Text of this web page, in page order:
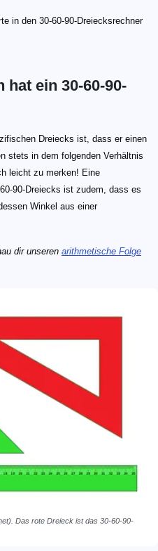
in den 30-60-90-Dreiecksrechner
hat ein 30-60-90-
Dreiecks ist, dass er einen
stets in dem folgenden Verhältnis
leicht zu merken! Eine
90-Dreiecks ist zudem, dass es
Winkel aus einer
dir unseren arithmetische Folge
Das rote Dreieck ist das 30-60-90-